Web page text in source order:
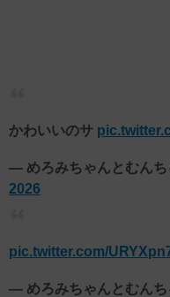
かわいいのサ
— めろみちゃんとむん
2026
pic.twitter.com/
— めろみちゃんとむん